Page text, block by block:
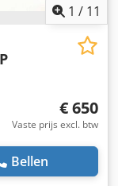
1 / 11
€ 650
Vaste prijs excl. btw
Bellen